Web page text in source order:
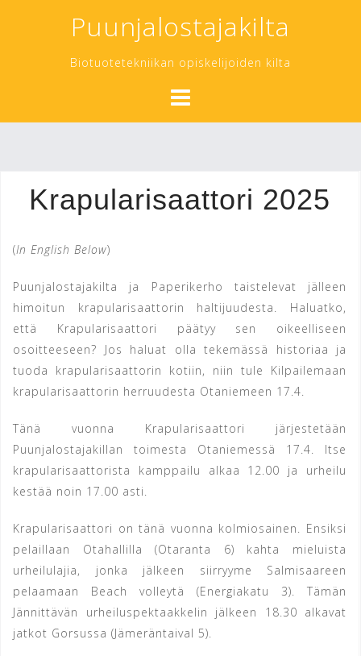
Puunjalostajakilta
Biotuotetekniikan opiskelijoiden kilta
Krapularisaattori 2025
(In English Below)
Puunjalostajakilta ja Paperikerho taistelevat jälleen
himoitun krapularisaattorin haltijuudesta. Haluatko,
että Krapularisaattori päätyy sen oikeelliseen
osoitteeseen? Jos haluat olla tekemässä historiaa ja
tuoda krapularisaattorin kotiin, niin tule Kilpailemaan
krapularisaattorin herruudesta Otaniemeen 17.4.
Tänä vuonna Krapularisaattori järjestetään
Puunjalostajakillan toimesta Otaniemessä 17.4. Itse
krapularisaattorista kamppailu alkaa 12.00 ja urheilu
kestää noin 17.00 asti.
Krapularisaattori on tänä vuonna kolmiosainen. Ensiksi
pelaillaan Otahallilla (Otaranta 6) kahta mieluista
urheilulajia, jonka jälkeen siirryyme Salmisaareen
pelaamaan Beach volleytä (Energiakatu 3). Tämän
Jännittävän urheiluspektaakkelin jälkeen 18.30 alkavat
jatkot Gorsussa (Jämeräntaival 5).